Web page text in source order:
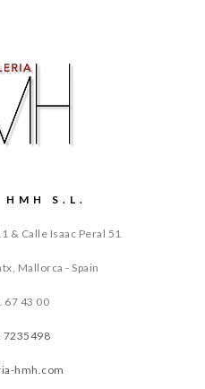
HMH S.L.
& Calle Isaac Peral 51
Mallorca - Spain
67 43 00
7235498
hmh.com